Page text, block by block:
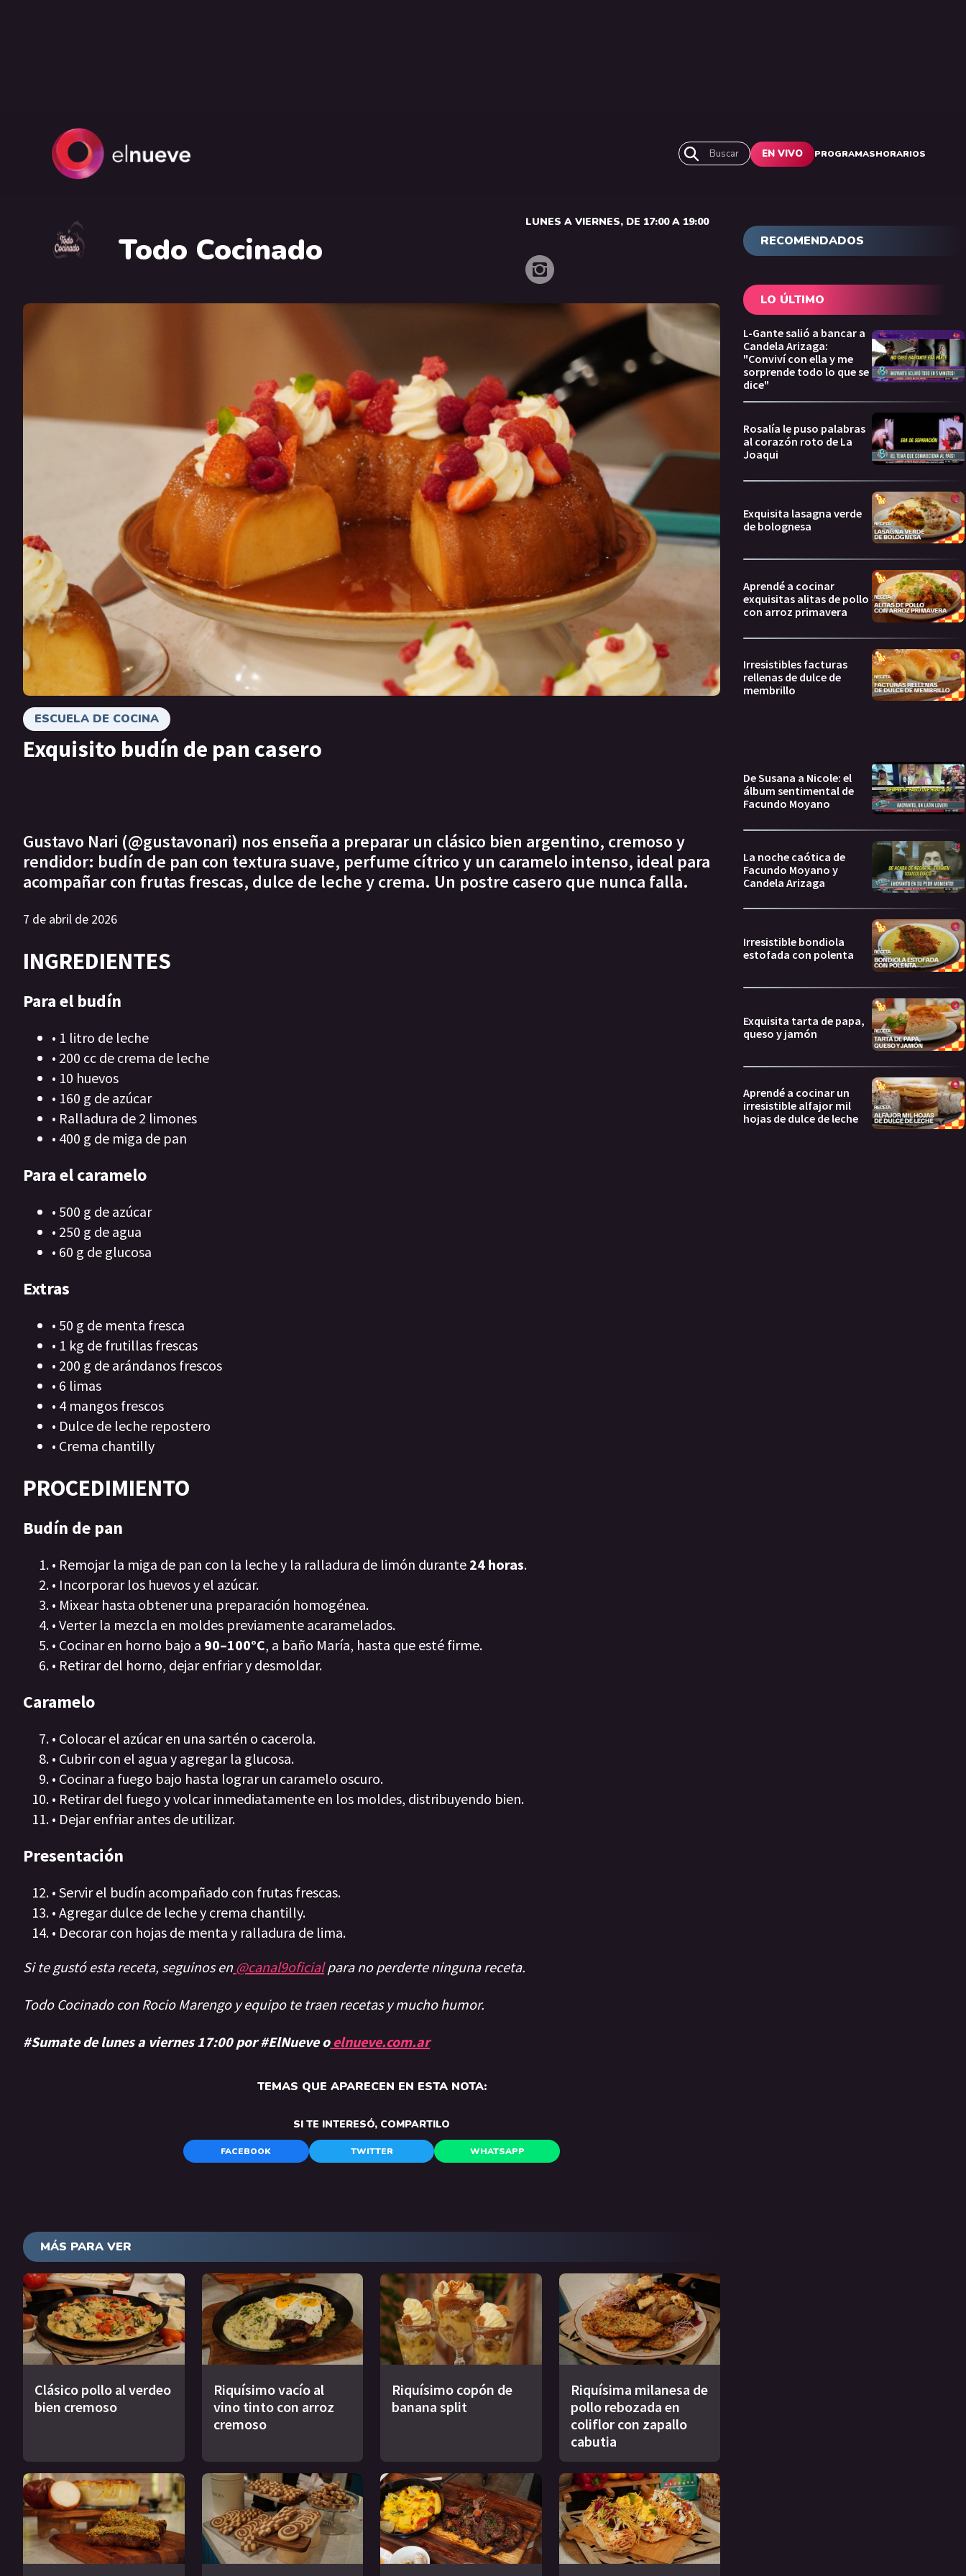
Buscar EN VIVO PROGRAMASHORARIOS
Todo Cocinado
LUNES A VIERNES, DE 17:00 A 19:00
ESCUELA DE COCINA
Exquisito budín de pan casero
Gustavo Nari (@gustavonari) nos enseña a preparar un clásico bien argentino, cremoso y
rendidor: budín de pan con textura suave, perfume cítrico y un caramelo intenso, ideal para
acompañar con frutas frescas, dulce de leche y crema. Un postre casero que nunca falla.
7 de abril de 2026
INGREDIENTES
Para el budín
• 1 litro de leche
• 200 cc de crema de leche
• 10 huevos
• 160 g de azúcar
• Ralladura de 2 limones
• 400 g de miga de pan
Para el caramelo
• 500 g de azúcar
• 250 g de agua
• 60 g de glucosa
Extras
• 50 g de menta fresca
• 1 kg de frutillas frescas
• 200 g de arándanos frescos
• 6 limas
• 4 mangos frescos
• Dulce de leche repostero
• Crema chantilly
PROCEDIMIENTO
Budín de pan
• Remojar la miga de pan con la leche y la ralladura de limón durante 24 horas.
• Incorporar los huevos y el azúcar.
• Mixear hasta obtener una preparación homogénea.
• Verter la mezcla en moldes previamente acaramelados.
• Cocinar en horno bajo a 90–100°C, a baño María, hasta que esté firme.
• Retirar del horno, dejar enfriar y desmoldar.
Caramelo
• Colocar el azúcar en una sartén o cacerola.
• Cubrir con el agua y agregar la glucosa.
• Cocinar a fuego bajo hasta lograr un caramelo oscuro.
• Retirar del fuego y volcar inmediatamente en los moldes, distribuyendo bien.
• Dejar enfriar antes de utilizar.
Presentación
• Servir el budín acompañado con frutas frescas.
• Agregar dulce de leche y crema chantilly.
• Decorar con hojas de menta y ralladura de lima.
Si te gustó esta receta, seguinos en @canal9oficialpara no perderte ninguna receta.
Todo Cocinado con Rocio Marengo y equipo te traen recetas y mucho humor.
#Sumate de lunes a viernes 17:00 por #ElNueve o elnueve.com.ar
TEMAS QUE APARECEN EN ESTA NOTA:
SI TE INTERESÓ, COMPARTILO
FACEBOOK TWITTER WHATSAPP
MÁS PARA VER
Clásico pollo al verdeo
bien cremoso
Riquísimo vacío al
vino tinto con arroz
cremoso
Riquísimo copón de
banana split
Riquísima milanesa de
pollo rebozada en
coliflor con zapallo
cabutia
RECOMENDADOS
LO ÚLTIMO
L-Gante salió a bancar a
Candela Arizaga:
"Conviví con ella y me
sorprende todo lo que se
dice"
Rosalía le puso palabras
al corazón roto de La
Joaqui
Exquisita lasagna verde
de bolognesa
Aprendé a cocinar
exquisitas alitas de pollo
con arroz primavera
Irresistibles facturas
rellenas de dulce de
membrillo
De Susana a Nicole: el
álbum sentimental de
Facundo Moyano
La noche caótica de
Facundo Moyano y
Candela Arizaga
Irresistible bondiola
estofada con polenta
Exquisita tarta de papa,
queso y jamón
Aprendé a cocinar un
irresistible alfajor mil
hojas de dulce de leche